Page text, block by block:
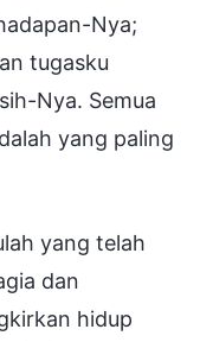
Nya;
tugasku
Nya. Semua
yang paling
yang telah
dan
hidup